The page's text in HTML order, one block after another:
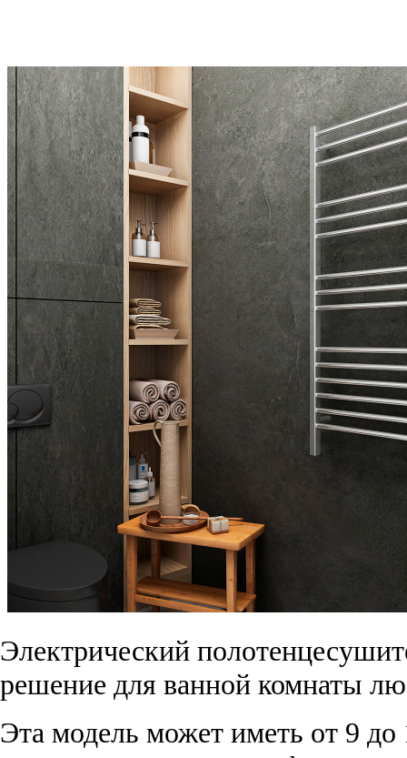
Электрический
решение для ванной комнаты
Эта модель может иметь от 9